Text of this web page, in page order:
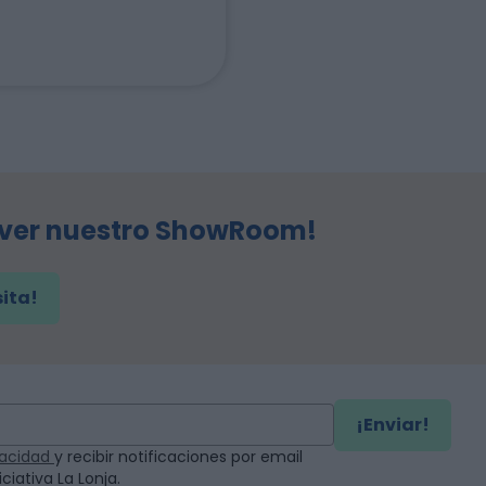
nuestro ShowRoom!
y recibir notificaciones por email
La Lonja.
¡Enviar!